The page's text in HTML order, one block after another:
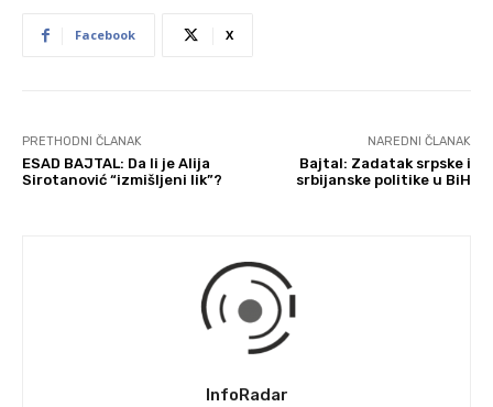
Facebook X
PRETHODNI ČLANAK
ESAD BAJTAL: Da li je Alija
Sirotanović “izmišljeni lik”?
NAREDNI ČLANAK
Bajtal: Zadatak srpske i
srbijanske politike u BiH
InfoRadar